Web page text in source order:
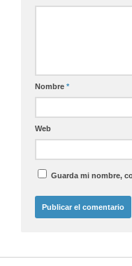
Nombre *
Web
Guarda mi nombre,